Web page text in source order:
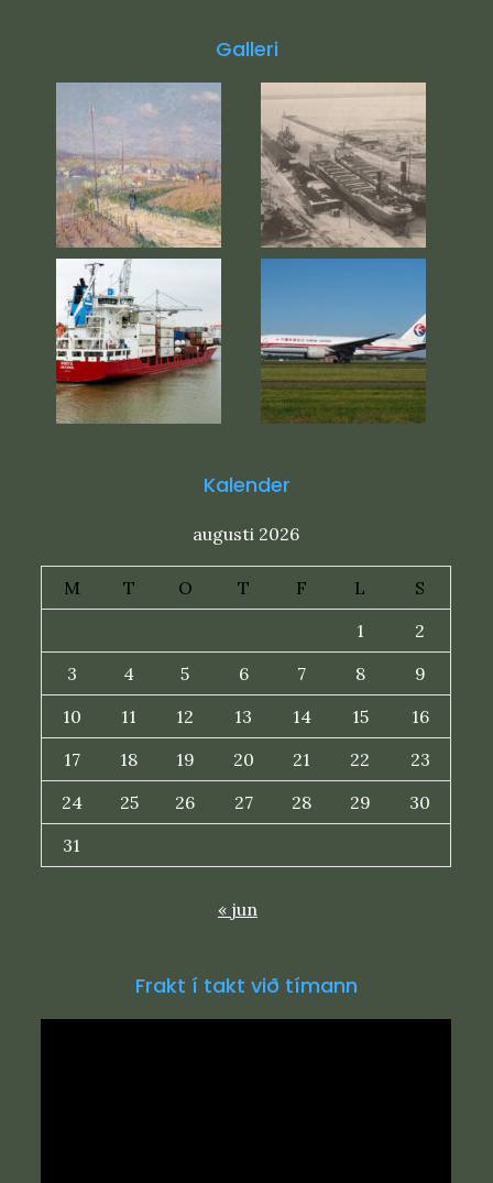
Galleri
Kalender
augusti 2026
M T O T F L
S
1
2
3
4 5 6 7 8
9
10
11 12 13 14 15
16
17
18 19 20 21 22
23
24
25 26 27 28 29
30
31
« jun
Frakt í takt við tímann